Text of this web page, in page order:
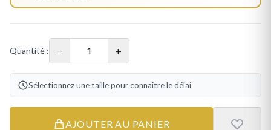
Quantité : − +
Sélectionnez une taille pour connaître le délai
AJOUTER AU PANIER